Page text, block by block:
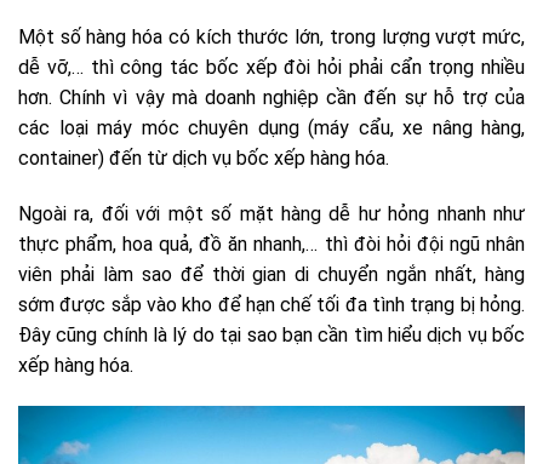
Một số hàng hóa có kích thước lớn, trong lượng vượt mức,
dễ vỡ,… thì công tác bốc xếp đòi hỏi phải cẩn trọng nhiều
hơn. Chính vì vậy mà doanh nghiệp cần đến sự hỗ trợ của
các loại máy móc chuyên dụng (máy cẩu, xe nâng hàng,
container) đến từ dịch vụ bốc xếp hàng hóa.
Ngoài ra, đối với một số mặt hàng dễ hư hỏng nhanh như
thực phẩm, hoa quả, đồ ăn nhanh,… thì đòi hỏi đội ngũ nhân
viên phải làm sao để thời gian di chuyển ngắn nhất, hàng
sớm được sắp vào kho để hạn chế tối đa tình trạng bị hỏng.
Đây cũng chính là lý do tại sao bạn cần tìm hiểu dịch vụ bốc
xếp hàng hóa.